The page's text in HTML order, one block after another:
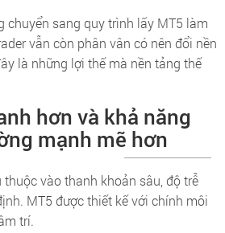
chuyển sang quy trình lấy MT5 làm
vẫn còn phân vân có nên đổi nền
là những lợi thế mà nền tảng thế
hơn và khả năng
mạnh mẽ hơn
vào thanh khoản sâu, độ trễ
MT5 được thiết kế với chính môi
trí.